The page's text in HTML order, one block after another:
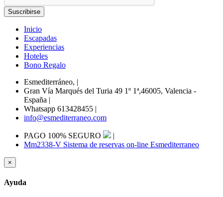
Inicio
Escapadas
Experiencias
Hoteles
Bono Regalo
Esmediterráneo, |
Gran Vía Marqués del Turia 49 1º 1ª,46005, Valencia -
España |
Whatsapp 613428455 |
info@esmediterraneo.com
PAGO 100% SEGURO
|
Mm2338-V Sistema de reservas on-line Esmediterraneo
×
Ayuda